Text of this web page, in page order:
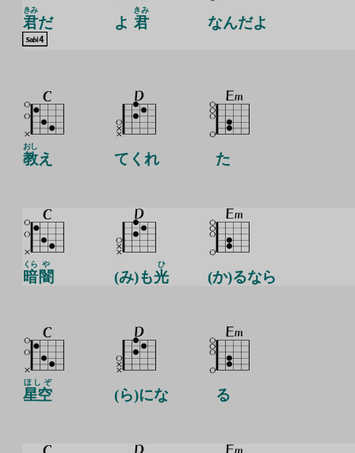
君
きみ
だ よ 君
きみ
なんだよ
教
おし
え てくれ た
暗
くら
闇
や
(み)も光
ひ
(か)るなら
星空
ほしぞ
(ら)にな る